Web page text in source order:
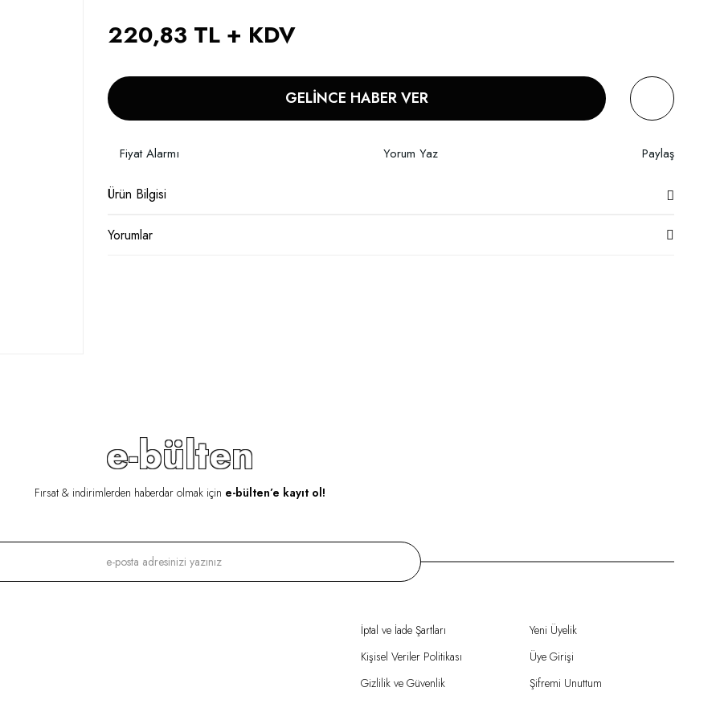
220,83 TL + KDV
GELİNCE HABER VER
Fiyat Alarmı Yorum Yaz Paylaş
Ürün Bilgisi
Yorumlar
e-bülten
Fırsat & indirimlerden haberdar olmak için e-bülten’e kayıt ol!
İptal ve İade Şartları
Kişisel Veriler Politikası
Gizlilik ve Güvenlik
Yeni Üyelik
Üye Girişi
Şifremi Unuttum